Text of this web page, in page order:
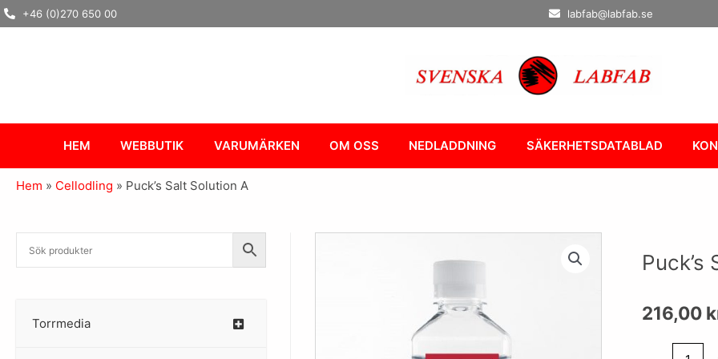
Hoppa
till
+46 (0)270 650 00 labfab@labfab.se
HEM WEBBUTIK VARUMÄRKEN OM OSS NEDLADDNING SÄKERHETSDATABLAD
Hem » Cellodling » Puck’s Salt Solution A
Torrmedia
–
Puck’s
216,00